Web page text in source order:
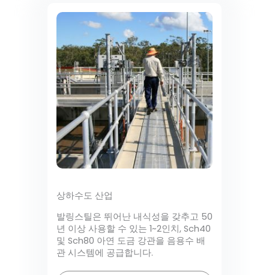
상하수도 산업
발링스틸은 뛰어난 내식성을 갖추고 50
년 이상 사용할 수 있는 1~2인치, Sch40
및 Sch80 아연 도금 강관을 음용수 배
관 시스템에 공급합니다.